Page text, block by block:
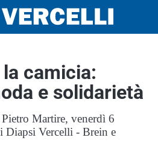
camicia:
e solidarietà
Martire, venerdì 6
Diapsi Vercelli - Brein e